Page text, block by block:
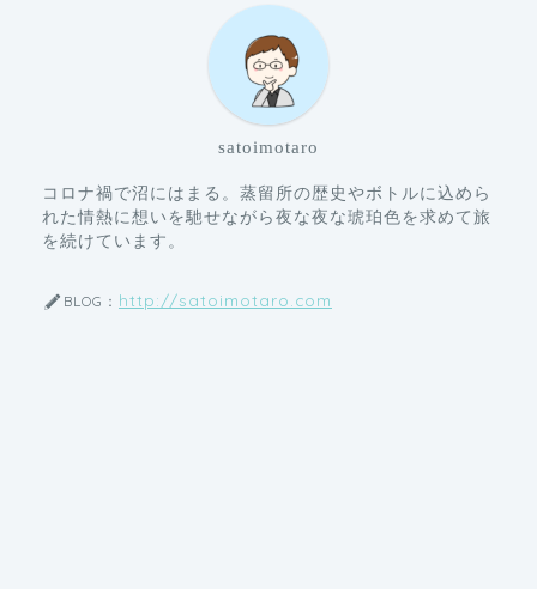
satoimotaro
コロナ禍で沼にはまる。蒸留所の歴史やボトルに込めら
れた情熱に想いを馳せながら夜な夜な琥珀色を求めて旅
を続けています。
BLOG： http://satoimotaro.com